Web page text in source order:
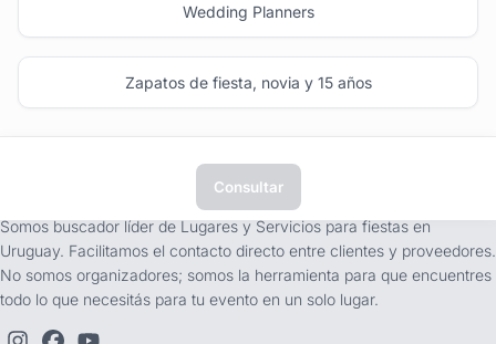
Wedding Planners
Zapatos de fiesta, novia y 15 años
Consultar
Somos buscador líder de Lugares y Servicios para fiestas en
Uruguay. Facilitamos el contacto directo entre clientes y proveedores.
No somos organizadores; somos la herramienta para que encuentres
todo lo que necesitás para tu evento en un solo lugar.